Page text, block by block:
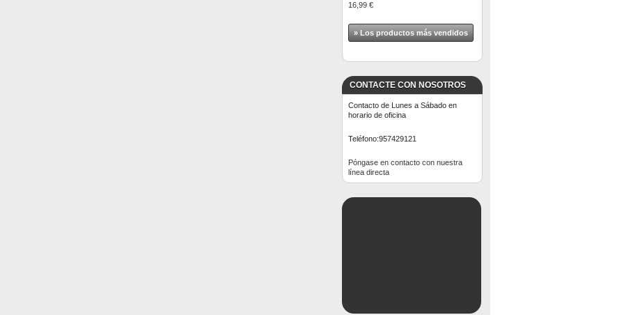
16,99 €
» Los productos más vendidos
CONTACTE CON NOSOTROS
Contacto de Lunes a Sábado en
horario de oficina
Teléfono:957429121
Póngase en contacto con nuestra
línea directa